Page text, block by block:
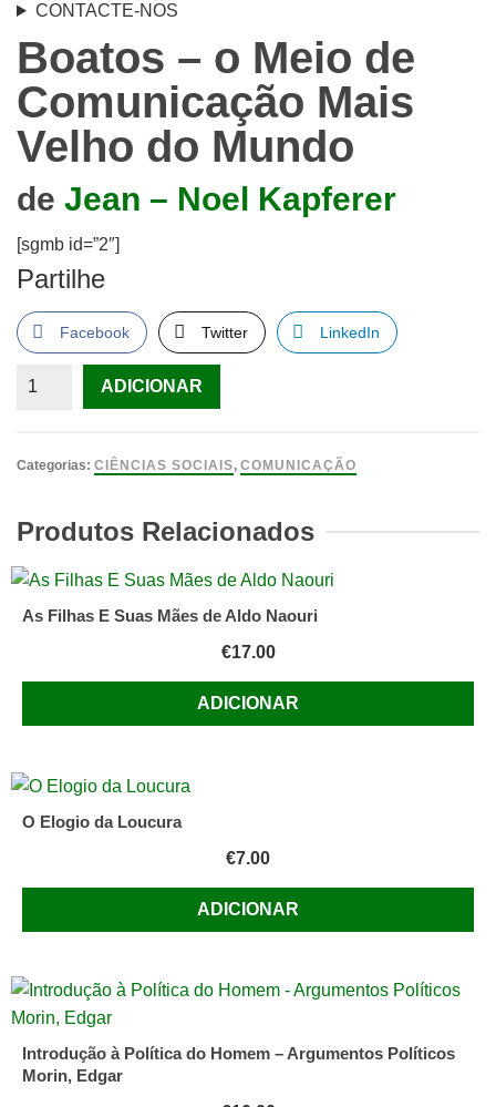
CONTACTE-NOS
Boatos – o Meio de
Comunicação Mais
Velho do Mundo
de Jean – Noel Kapferer
[sgmb id=”2″]
Partilhe
Facebook Twitter LinkedIn
Quantidade
-
de
Comunicação
Velho
Mundo
Noel
Kapferer
ADICIONAR
Categorias: CIÊNCIAS SOCIAIS, COMUNICAÇÃO
Produtos Relacionados
As Filhas E Suas Mães de Aldo Naouri
€17.00
ADICIONAR
O Elogio da Loucura
€7.00
ADICIONAR
Introdução à Política do Homem – Argumentos Políticos
Morin, Edgar